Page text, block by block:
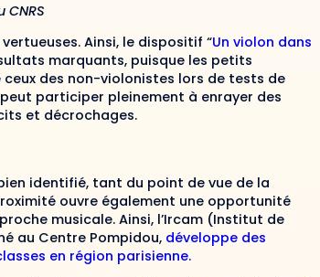
Ainsi, le dispositif “Un violon dans
marquants, puisque les petits
des non-violonistes lors de tests de
participer pleinement à enrayer des
et décrochages.
identifié, tant du point de vue de la
ouvre également une opportunité
musicale. Ainsi, l’Ircam (Institut de
au Centre Pompidou, développe des
en région parisienne.